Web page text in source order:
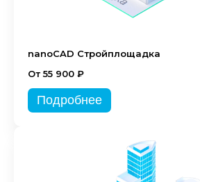
nanoCAD Стройплощадка
От 55 900 ₽
Подробнее